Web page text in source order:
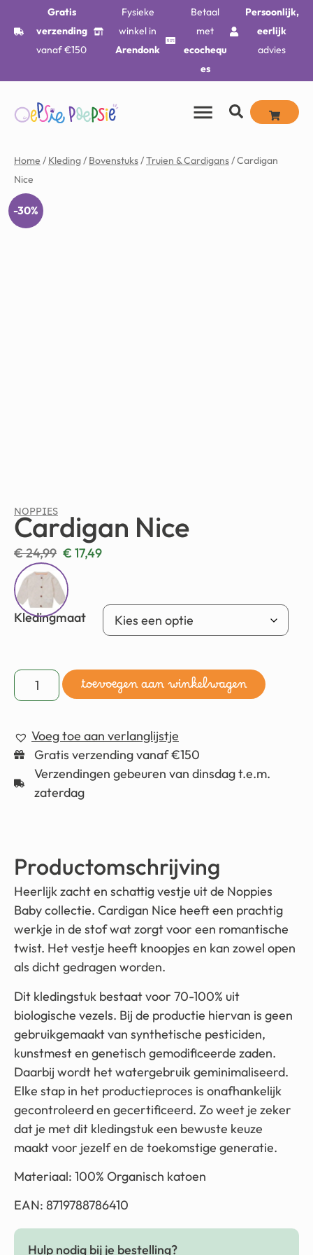
Gratis
verzending
vanaf €150
Fysieke
winkel in
Arendonk
Betaal
met
ecochequ
es
Persoonlijk,
eerlijk
advies
Home / Kleding/ Bovenstuks/Truien & Cardigans/ Cardigan
Nice
-30%
NOPPIES
Cardigan Nice
€24,99 € 17,49
Kledingmaat
toevoegen aan winkelwagen
Voeg toe aan verlanglijstje
Gratis verzending vanaf €150
Verzendingen gebeuren van dinsdag t.e.m.
zaterdag
Productomschrijving
Heerlijk zacht en schattig vestje uit de Noppies
Baby collectie. Cardigan Nice heeft een prachtig
werkje in de stof wat zorgt voor een romantische
twist. Het vestje heeft knoopjes en kan zowel open
als dicht gedragen worden.
Dit kledingstuk bestaat voor 70-100% uit
biologische vezels. Bij de productie hiervan is geen
gebruikgemaakt van synthetische pesticiden,
kunstmest en genetisch gemodificeerde zaden.
Daarbij wordt het watergebruik geminimaliseerd.
Elke stap in het productieproces is onafhankelijk
gecontroleerd en gecertificeerd. Zo weet je zeker
dat je met dit kledingstuk een bewuste keuze
maakt voor jezelf en de toekomstige generatie.
Materiaal: 100% Organisch katoen
EAN: 8719788786410
Hulp nodig bij je bestelling?